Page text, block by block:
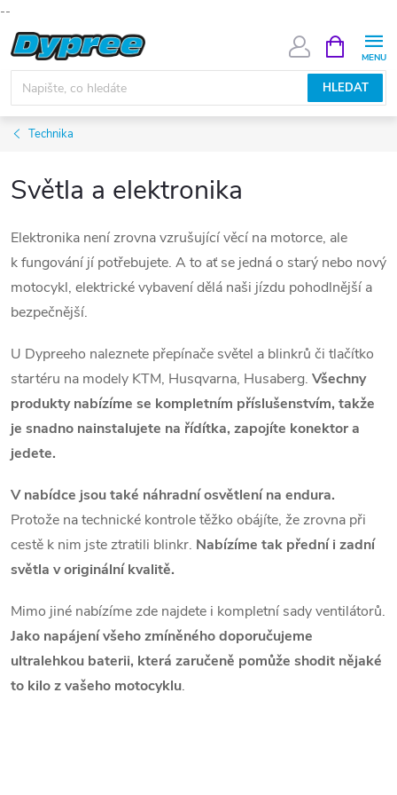
--
Přejít
na
obsah
HLEDAT
NÁKUPNÍ
KOŠÍK
Technika
Světla a elektronika
Elektronika není zrovna vzrušující věcí na motorce, ale
k fungování jí potřebujete. A to ať se jedná o starý nebo nový
motocykl, elektrické vybavení dělá naši jízdu pohodlnější a
bezpečnější.
U Dypreeho naleznete přepínače světel a blinkrů či tlačítko
startéru na modely KTM, Husqvarna, Husaberg. Všechny
produkty nabízíme se kompletním příslušenstvím, takže
je snadno nainstalujete na řídítka, zapojíte konektor a
jedete.
V nabídce jsou také náhradní osvětlení na endura.
Protože na technické kontrole těžko obájíte, že zrovna při
cestě k nim jste ztratili blinkr. Nabízíme tak přední i zadní
světla v originální kvalitě.
Mimo jiné nabízíme zde najdete i kompletní sady ventilátorů.
Jako napájení všeho zmíněného doporučujeme
ultralehkou baterii, která zaručeně pomůže shodit nějaké
to kilo z vašeho motocyklu.